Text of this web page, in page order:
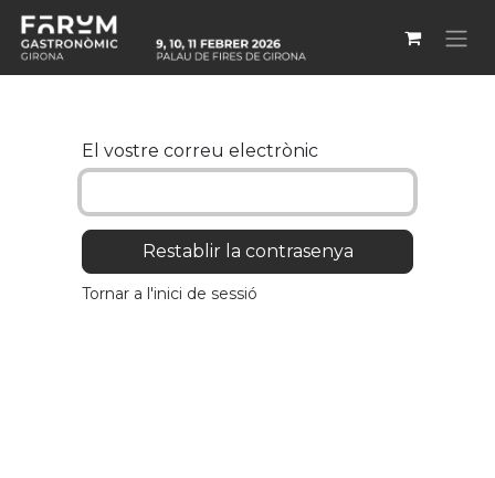
Skip to Content
El vostre correu electrònic
Restablir la contrasenya
Tornar a l'inici de sessió